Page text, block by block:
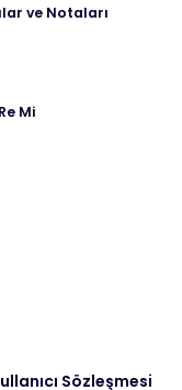
ve Notaları
Mi
Sözleşmesi